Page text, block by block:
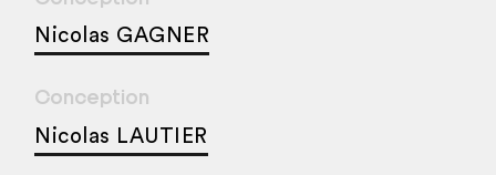
Nicolas GAGNER
Conception
Nicolas LAUTIER